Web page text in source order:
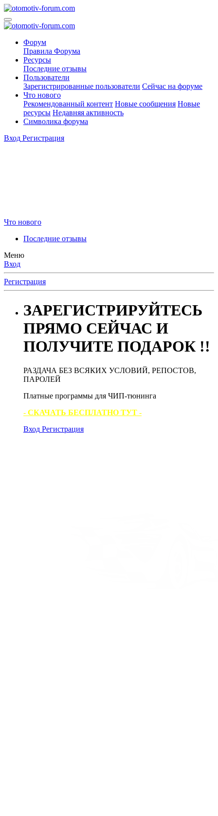
Форум
Правила Форума
Ресурсы
Последние отзывы
Пользователи
Зарегистрированные пользователи Сейчас на форуме
Что нового
Рекомендованный контент Новые сообщения Новые
ресурсы Недавняя активность
Символика форума
Вход Регистрация
Что нового
Последние отзывы
Меню
Вход
Регистрация
ЗАРЕГИСТРИРУЙТЕСЬ
ПРЯМО СЕЙЧАС И
ПОЛУЧИТЕ ПОДАРОК !!
РАЗДАЧА БЕЗ ВСЯКИХ УСЛОВИЙ, РЕПОСТОВ,
ПАРОЛЕЙ
Платные программы для ЧИП-тюнинга
- СКАЧАТЬ БЕСПЛАТНО ТУТ -
Вход Регистрация